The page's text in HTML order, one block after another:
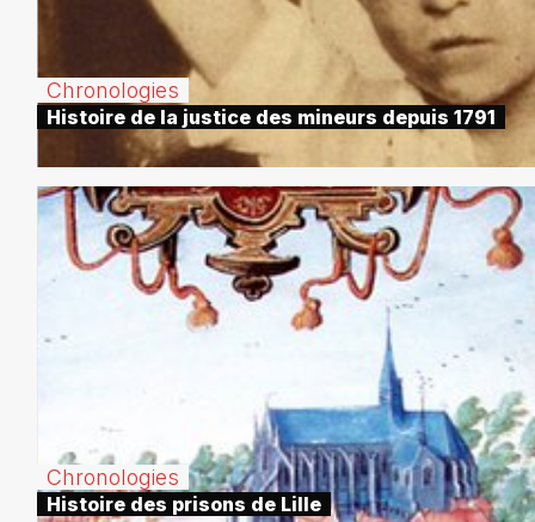
Chronologies
Histoire de la justice des mineurs depuis 1791
Chronologies
Histoire des prisons de Lille